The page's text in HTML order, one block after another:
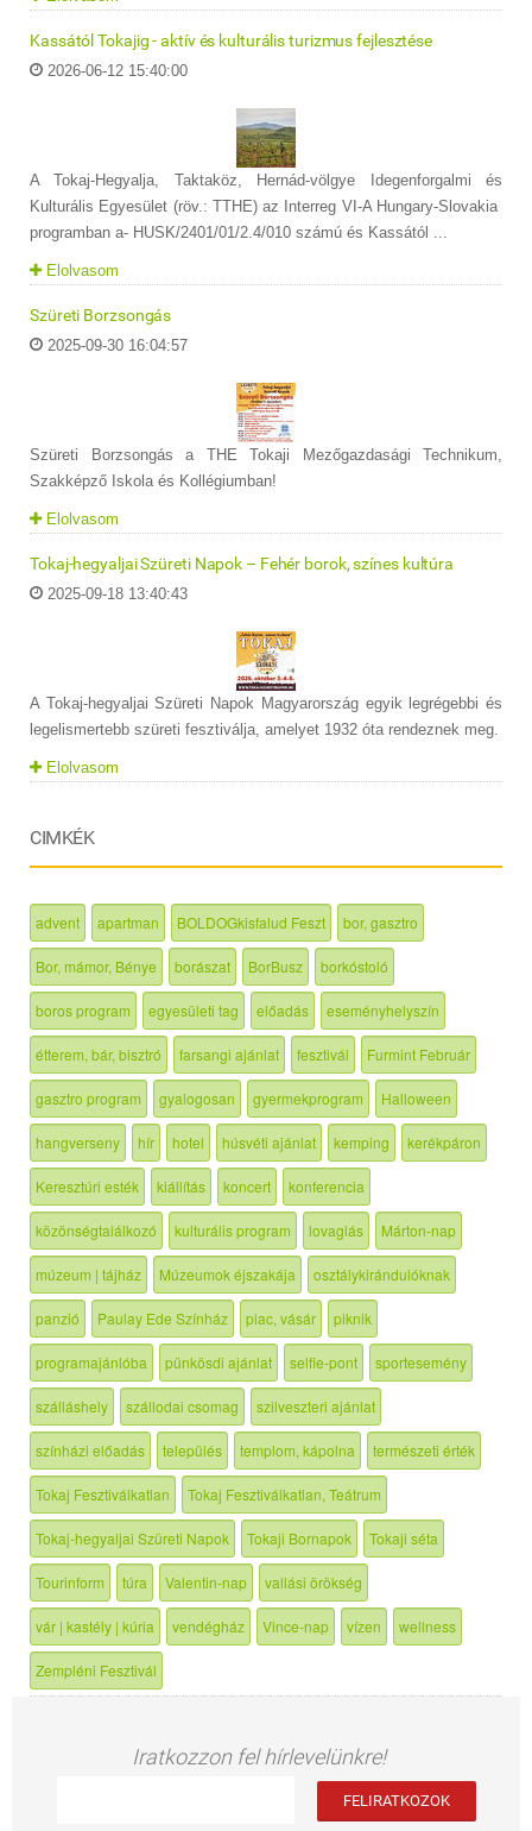
Kassától Tokajig - aktív és kulturális turizmus fejlesztése
2026-06-12 15:40:00
A Tokaj-Hegyalja, Taktaköz, Hernád-völgye Idegenforgalmi és
Kulturális Egyesület (röv.: TTHE) az Interreg VI-A Hungary-Slovakia
programban a- HUSK/2401/01/2.4/010 számú és Kassától ...
Elolvasom
Szüreti Borzsongás
2025-09-30 16:04:57
Szüreti Borzsongás a THE Tokaji Mezőgazdasági Technikum,
Szakképző Iskola és Kollégiumban!
Elolvasom
Tokaj-hegyaljai Szüreti Napok – Fehér borok, színes kultúra
2025-09-18 13:40:43
A Tokaj-hegyaljai Szüreti Napok Magyarország egyik legrégebbi és
legelismertebb szüreti fesztiválja, amelyet 1932 óta rendeznek meg.
Elolvasom
CIMKÉK
advent apartman BOLDOGkisfalud Feszt bor, gasztro
Bor, mámor, Bénye borászat BorBusz borkóstoló
boros program egyesületi tag előadás eseményhelyszín
étterem, bár, bisztró farsangi ajánlat fesztivál Furmint Február
gasztro program gyalogosan gyermekprogram Halloween
hangverseny hír hotel húsvéti ajánlat kemping kerékpáron
Keresztúri esték kiállítás koncert konferencia
közönségtalálkozó kulturális program lovaglás Márton-nap
múzeum | tájház Múzeumok éjszakája osztálykirándulóknak
panzió Paulay Ede Színház piac, vásár piknik
programajánlóba pünkösdi ajánlat selfie-pont sportesemény
szálláshely szállodai csomag szilveszteri ajánlat
színházi előadás település templom, kápolna természeti érték
Tokaj Fesztiválkatlan Tokaj Fesztiválkatlan, Teátrum
Tokaj-hegyaljai Szüreti Napok Tokaji Bornapok Tokaji séta
Tourinform túra Valentin-nap vallási örökség
vár | kastély | kúria vendégház Vince-nap vízen wellness
Zempléni Fesztivál
Iratkozzon fel hírlevelünkre!